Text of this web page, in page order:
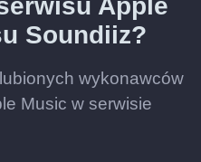
Apple
Soundiiz?
wykonawców
Music w serwisie